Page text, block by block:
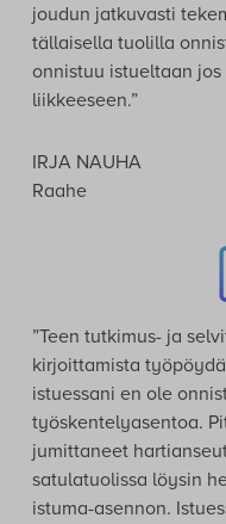
joudun jatkuvasti
tällaisella tuolilla
onnistuu istueltaan
liikkeeseen.”
IRJA NAUHA
Raahe
”Teen tutkimus- ja
kirjoittamista
istuessani en ole
työskentelyasentoa.
jumittaneet
satulatuolissa löysin
istuma-asennon.